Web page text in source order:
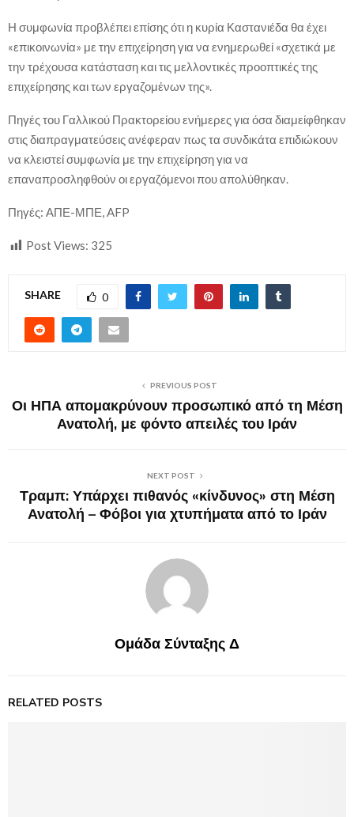
Η συμφωνία προβλέπει επίσης ότι η κυρία Καστανιέδα θα έχει
«επικοινωνία» με την επιχείρηση για να ενημερωθεί «σχετικά με
την τρέχουσα κατάσταση και τις μελλοντικές προοπτικές της
επιχείρησης και των εργαζομένων της».
Πηγές του Γαλλικού Πρακτορείου ενήμερες για όσα διαμείφθηκαν
στις διαπραγματεύσεις ανέφεραν πως τα συνδικάτα επιδιώκουν
να κλειστεί συμφωνία με την επιχείρηση για να
επαναπροσληφθούν οι εργαζόμενοι που απολύθηκαν.
Πηγές: ΑΠΕ-ΜΠΕ, AFP
Post Views: 325
SHARE 0
PREVIOUS POST
Οι ΗΠΑ απομακρύνουν προσωπικό από τη Μέση
Ανατολή, με φόντο απειλές του Ιράν
NEXT POST
Τραμπ: Υπάρχει πιθανός «κίνδυνος» στη Μέση
Ανατολή – Φόβοι για χτυπήματα από το Ιράν
Ομάδα Σύνταξης Δ
RELATED POSTS